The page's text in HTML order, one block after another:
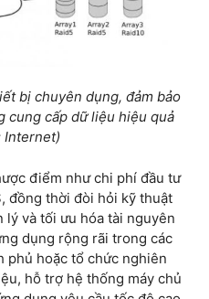
bị chuyên dụng, đảm bảo
cung cấp dữ liệu hiệu quả
Internet)
điểm như chi phí đầu tư
đồng thời đòi hỏi kỹ thuật
lý và tối ưu hóa tài nguyên
dụng rộng rãi trong các
phủ hoặc tổ chức nghiên
hỗ trợ hệ thống máy chủ